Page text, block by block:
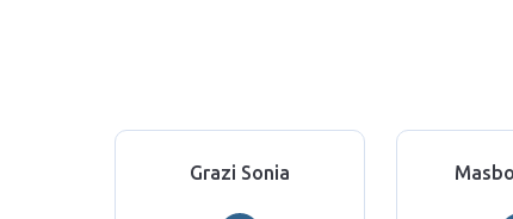
Grazi Sonia